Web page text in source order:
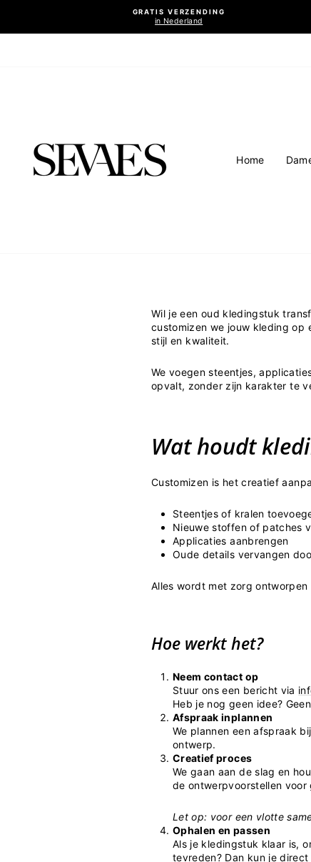
inhoud
GRATIS VERZENDING
in Nederland
Home
Wil je een oud kledingstuk
customizen we jouw kleding op
stijl en kwaliteit.
We voegen steentjes,
opvalt, zonder zijn karakter te
Wat houdt
Customizen is het creatief
Steentjes of kralen
Nieuwe stoffen of patches
Applicaties aanbrengen
Oude details vervangen
Alles wordt met zorg
Hoe werkt het?
Neem contact op
Stuur ons een bericht via
Heb je nog geen idee?
Afspraak inplannen
We plannen een afspraak
ontwerp.
Creatief proces
We gaan aan de slag en
de ontwerpvoorstellen voor
Let op: voor een vlotte
Ophalen en passen
Als je kledingstuk klaar is,
tevreden? Dan kun je